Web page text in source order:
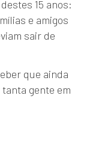
15 anos:
e amigos
sair de
que ainda
gente em